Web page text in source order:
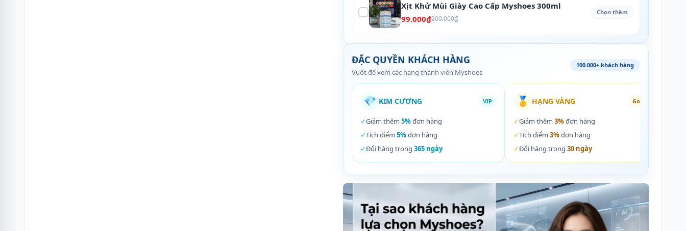
Xịt Khử Mùi Giày Cao Cấp Myshoes 300ml
99.000₫200.000₫
Chọn thêm
ĐẶC QUYỀN KHÁCH HÀNG
Vuốt để xem các hạng thành viên Myshoes
100.000+ khách hàng
💎 KIM CƯƠNG VIP
✓Giảm thêm 5%đơn hàng
✓Tích điểm 5%đơn hàng
✓Đổi hàng trong 365 ngày
🥇 HẠNG VÀNG Gold
✓Giảm thêm 3%đơn hàng
✓Tích điểm 3%đơn hàng
✓Đổi hàng trong 30 ngày